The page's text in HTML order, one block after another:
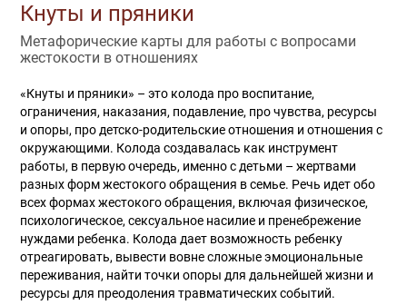
Кнуты и пряники
Метафорические карты для работы с вопросами
жестокости в отношениях
«Кнуты и пряники» – это колода про воспитание,
ограничения, наказания, подавление, про чувства, ресурсы
и опоры, про детско-родительские отношения и отношения с
окружающими. Колода создавалась как инструмент
работы, в первую очередь, именно с детьми – жертвами
разных форм жестокого обращения в семье. Речь идет обо
всех формах жестокого обращения, включая физическое,
психологическое, сексуальное насилие и пренебрежение
нуждами ребенка. Колода дает возможность ребенку
отреагировать, вывести вовне сложные эмоциональные
переживания, найти точки опоры для дальнейшей жизни и
ресурсы для преодоления травматических событий.